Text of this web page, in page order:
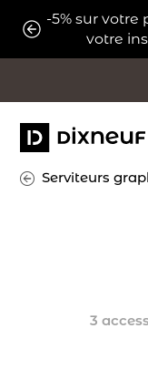
-5% sur
votre
Serviteurs
3